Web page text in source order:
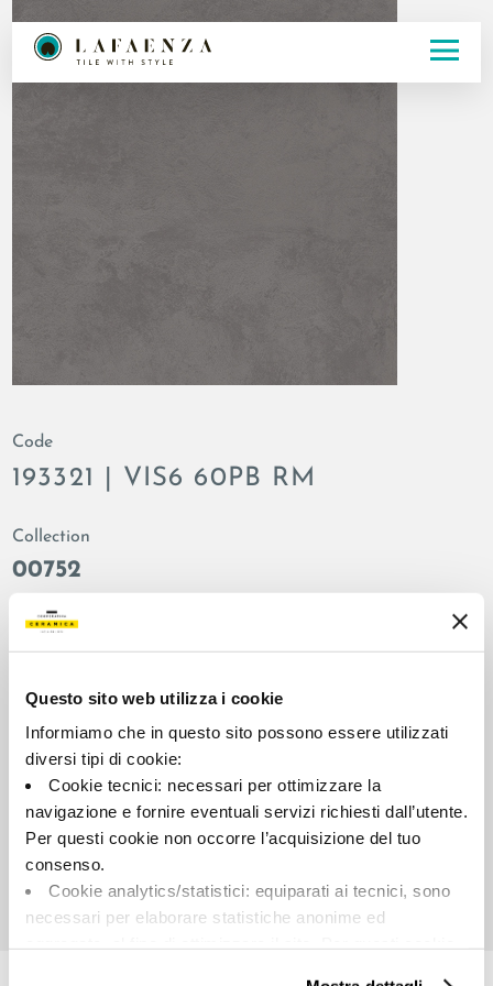
Questo sito web utilizza i cookie
Informiamo che in questo sito possono essere utilizzati
diversi tipi di cookie:
Cookie tecnici: necessari per ottimizzare la
navigazione e fornire eventuali servizi richiesti dall’utente.
Per questi cookie non occorre l’acquisizione del tuo
consenso.
Cookie analytics/statistici: equiparati ai tecnici, sono
necessari per elaborare statistiche anonime ed
Code
193321 | VIS6 60PB RM
Collection
00752
Couleur:
Plomb
Fond
Format:
60.0x60.0
mat
Stonalisation:
Unité de measure:
MQ
Share: